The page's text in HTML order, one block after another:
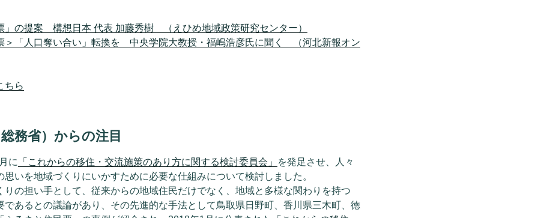
」の提案 構想日本 代表 加藤秀樹 （えひめ地域政策研究センター）
＞「人口奪い合い」転換を 中央学院大教授・福嶋浩彦氏に聞く （河北新報オン
ちら
務省）からの注目
に 「これからの移住・交流施策のあり方に関する検討委員会」
を発足させ、人々
思いを地域づくりにいかすために必要な仕組みについて検討しました。
りの担い手として、従来からの地域住民だけでなく、地域と多様な関わりを持つ
であるとの議論があり、その先進的な手法として鳥取県日野町、香川県三木町、徳